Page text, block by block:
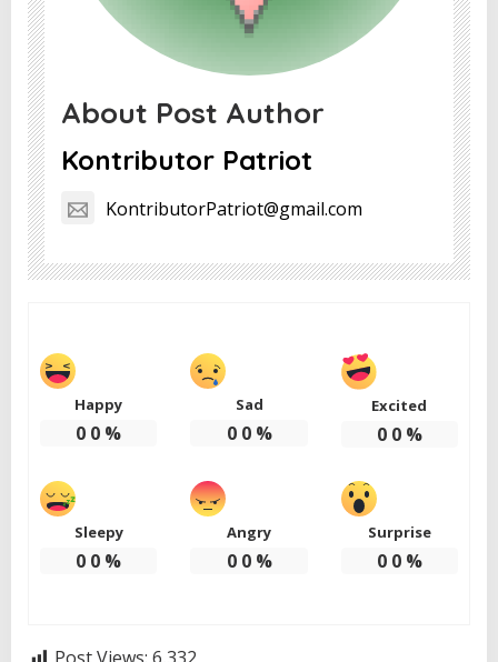
About Post Author
Kontributor Patriot
KontributorPatriot@gmail.com
Happy
0 0 %
Sad
0 0%
Excited
0 0%
Sleepy
0 0 %
Angry
0 0%
Surprise
0 0%